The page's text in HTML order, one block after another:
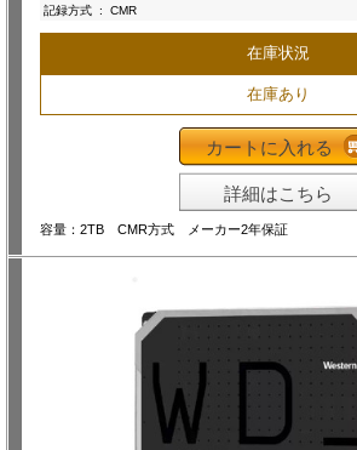
記録方式 : CMR
在庫状況
在庫あり
カートに入れる
詳細はこちら
容量：2TB CMR方式 メーカー2年保証